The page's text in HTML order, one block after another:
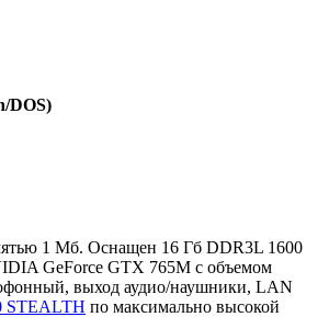
DOS)
1 Мб. Оснащен 16 Гб DDR3L 1600
GeForce GTX 765M с объемом
выход аудио/наушники, LAN
STEALTH по максимально высокой